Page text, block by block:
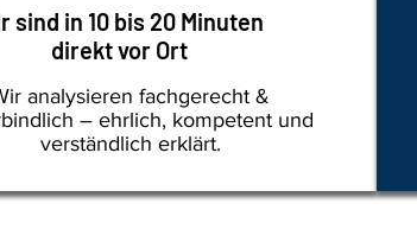
sind in 10 bis 20 Minuten
direkt vor Ort
analysieren fachgerecht &
– ehrlich, kompetent und
verständlich erklärt.